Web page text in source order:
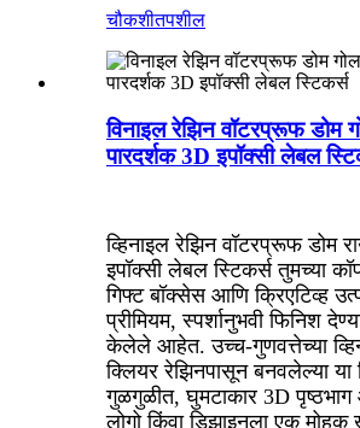
चौकशीतपशील
विनाइल रेझिन वॉटरप्रूफ डोम
पारदर्शक 3D इपॉक्सी लेबल
व्हिनाइल रेझिन वॉटरप्रूफ डोम
इपॉक्सी लेबल स्टिकर्स तुमच्या
गिफ्ट बॉक्सेस आणि क्रिएटिव्ह
प्रीमियम, स्पर्शानुभवी फिनिश
केलेले आहेत. उच्च-गुणवत्तेच्या
क्लियर रेझिनपासून बनवलेल्या या
गुळगुळीत, घुमटाकार 3D
लोगो किंवा डिझाइनला एक